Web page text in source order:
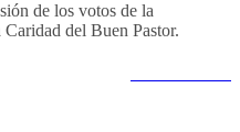
de los votos de la
del Buen Pastor.